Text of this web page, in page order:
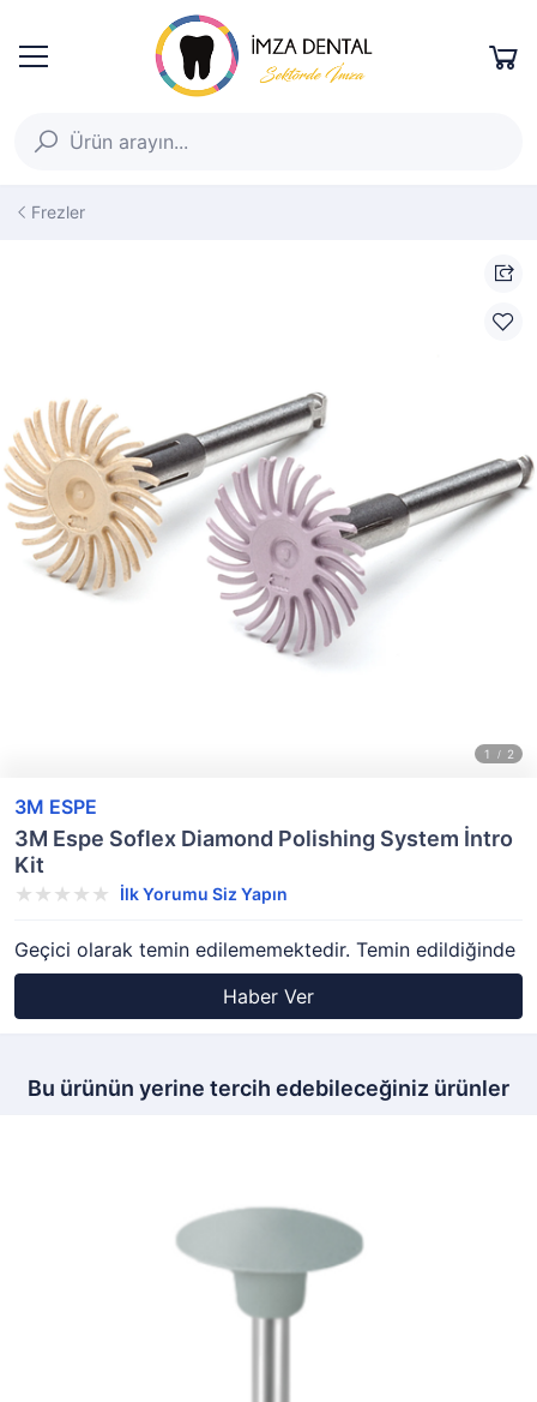
Frezler
3M ESPE
3M Espe Soflex Diamond Polishing System İntro
Kit
İlk Yorumu Siz Yapın
Geçici olarak temin edilememektedir. Temin edildiğinde
Haber Ver
Bu ürünün yerine tercih edebileceğiniz ürünler